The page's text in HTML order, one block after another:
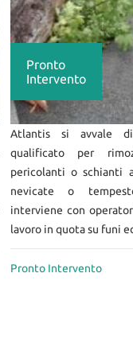
Pronto
Intervento
Atlantis si avvale di
qualificato per
pericolanti o schianti
nevicate o
interviene con
lavoro in quota su funi
Pronto Intervento